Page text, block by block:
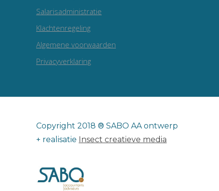
Salarisadministratie
Klachtenregeling
Algemene voorwaarden
Privacyverklaring
Copyright 2018 ® SABO AA ontwerp
+ realisatie Insect creatieve media